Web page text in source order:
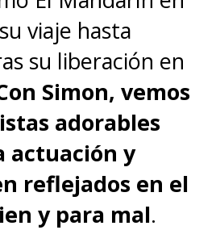
viaje hasta
su liberación en
Simon, vemos
adorables
actuación y
reflejados en el
y para mal.